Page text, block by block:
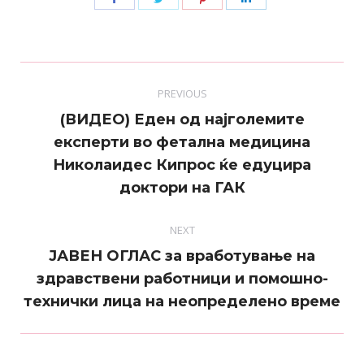
PREVIOUS
Previous
post:
(ВИДЕО) Еден од најголемите
експерти во фетална медицина
Николаидес Кипрос ќе едуцира
доктори на ГАК
NEXT
Next
post:
ЈАВЕН ОГЛАС за вработување на
здравствени работници и помошно-
технички лица на неопределено време